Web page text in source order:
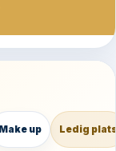
Make up Ledig